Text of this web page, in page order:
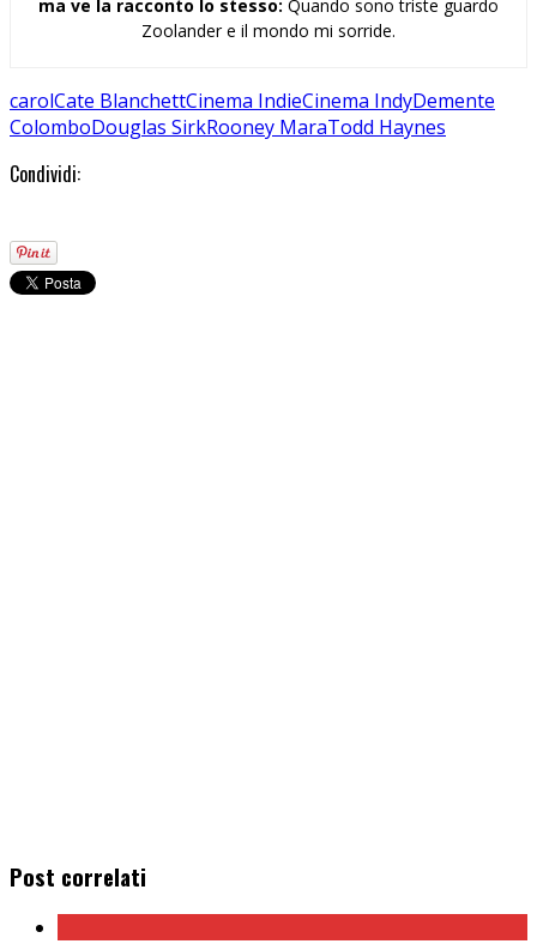
ma ve la racconto lo stesso: Quando sono triste guardo
Zoolander e il mondo mi sorride.
carolCate BlanchettCinema IndieCinema IndyDemente
ColomboDouglas SirkRooney MaraTodd Haynes
Condividi:
Post correlati